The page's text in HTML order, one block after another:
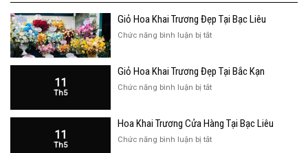
Giỏ Hoa Khai Trương Đẹp Tại Bạc Liêu
Chức năng bình luận bị tắtở
Khai
Đẹp
Liêu
11
Th5
Giỏ Hoa Khai Trương Đẹp Tại Bắc Kạn
Chức năng bình luận bị tắtở
Khai
Đẹp
11
Th5
Hoa Khai Trương Cửa Hàng Tại Bạc Liêu
Chức năng bình luận bị tắtở